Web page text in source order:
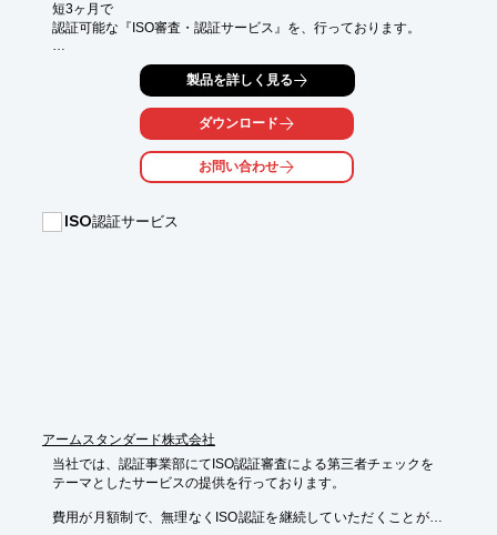
短3ヶ月で
認証可能な『ISO審査・認証サービス』を、行っております。
書類主義ではなく現場主義の審査を実施。主に、日常の業務内容
説明がメインで審査を受けることができます。
また、審査前に1年分の書類提出を求めたりすることはないた
バタバタすることはありません。ご用命の際は当社へお気軽にご
【特長】
製品を詳しく見る
ダウンロード
お問い合わせ
ISO認証サービス
アームスタンダード株式会社
当社では、認証事業部にてISO認証審査による第三者チェックを
テーマとしたサービスの提供を行っております。
費用が月額制で、無理なくISO認証を継続していただくことがで